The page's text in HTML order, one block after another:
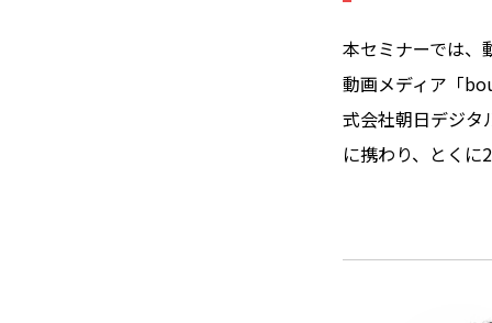
本セミナーでは、
動画メディア「
式会社朝日デジ
に携わり、とくに